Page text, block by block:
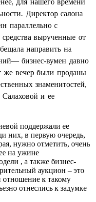
для нашего времени
Директор салона
параллельно с
вырученные от
направить на
бизнес-вумен давно
же вечер были проданы
знаменитостей,
и ее
поддержали ее
них, в первую очередь,
нужно отметить, очень
на ужине
, а также бизнес-
аукцион – это
отношение к такому
отнеслись к задумке